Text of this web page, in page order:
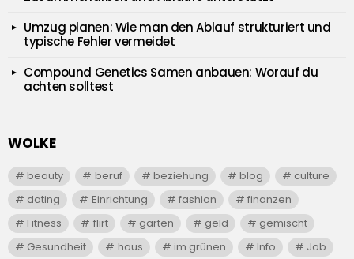
Umzug planen: Wie man den Ablauf strukturiert und
typische Fehler vermeidet
Compound Genetics Samen anbauen: Worauf du
achten solltest
WOLKE
beauty beruf beziehung blog
culture
dating
Einrichtung fashion
finanzen
Fitness
flirt garten geld
gemischt
Gesundheit
haus im grünen Info Job